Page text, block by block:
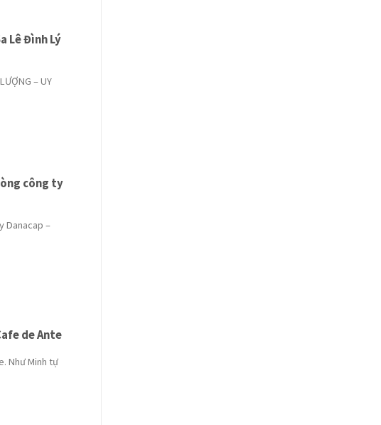
Lê Đình Lý
– UY
công ty
Danacap –
de Ante
Như Minh tự